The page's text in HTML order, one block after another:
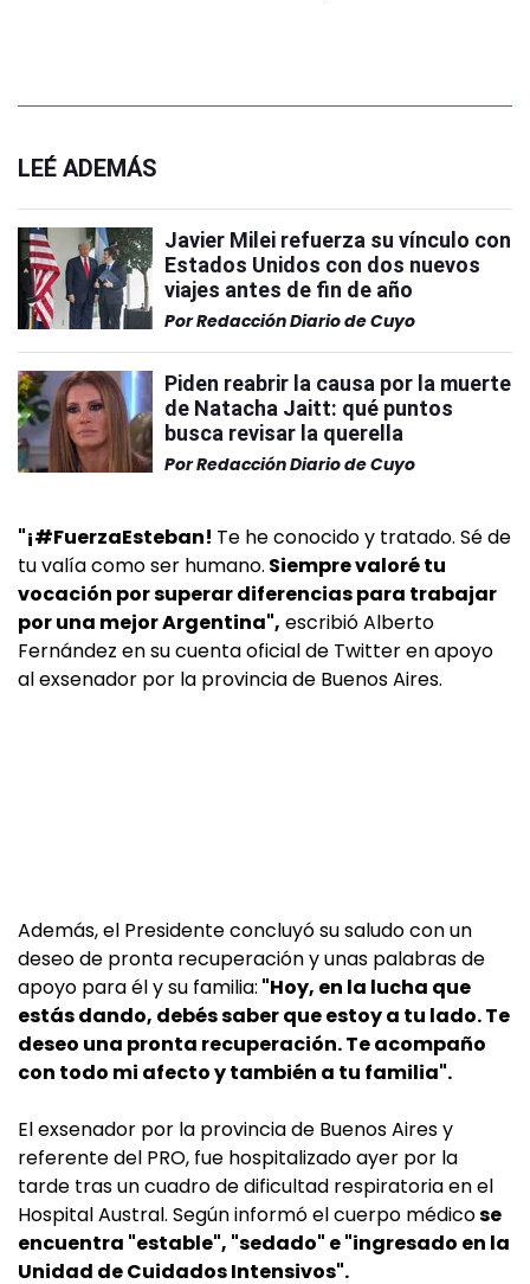
LEÉ ADEMÁS
Javier Milei refuerza su vínculo con
Estados Unidos con dos nuevos
viajes antes de fin de año
PorRedacción Diario de Cuyo
Piden reabrir la causa por la muerte
de Natacha Jaitt: qué puntos
busca revisar la querella
PorRedacción Diario de Cuyo
"¡#FuerzaEsteban! Te he conocido y tratado. Sé de
tu valía como ser humano. Siempre valoré tu
vocación por superar diferencias para trabajar
por una mejor Argentina", escribió Alberto
Fernández en su cuenta oficial de Twitter en apoyo
al exsenador por la provincia de Buenos Aires.
Además, el Presidente concluyó su saludo con un
deseo de pronta recuperación y unas palabras de
apoyo para él y su familia: "Hoy, en la lucha que
estás dando, debés saber que estoy a tu lado. Te
deseo una pronta recuperación. Te acompaño
con todo mi afecto y también a tu familia".
El exsenador por la provincia de Buenos Aires y
referente del PRO, fue hospitalizado ayer por la
tarde tras un cuadro de dificultad respiratoria en el
Hospital Austral. Según informó el cuerpo médicose
encuentra "estable", "sedado" e "ingresado en la
Unidad de Cuidados Intensivos".